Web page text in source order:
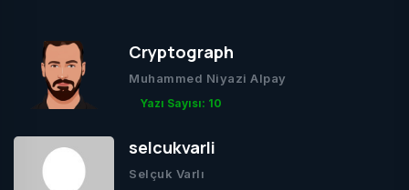
Cryptograph
Muhammed Niyazi Alpay
Yazı Sayısı: 10
selcukvarli
Selçuk Varlı